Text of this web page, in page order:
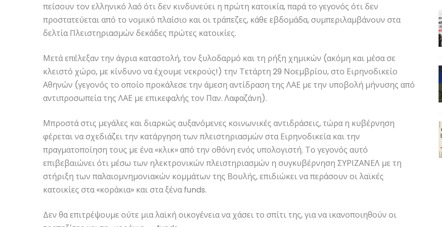
πείσουν τον ελληνικό λαό ότι δεν κινδυνεύει η πρώτη κατοικία, παρά το γεγονός ότι δεν
προστατεύεται από το νομικό πλαίσιο και οι τράπεζες, κάθε εβδομάδα, συμπεριλαμβάνουν στα
δελτία Πλειστηριασμών δεκάδες πρώτες κατοικίες.
Μετά επέλεξαν την άγρια καταστολή, τον ξυλοδαρμό και τη ρήξη χημικών (ακόμη και μέσα σε
κλειστό χώρο, με κίνδυνο να έχουμε νεκρούς!) την Τετάρτη 29 Νοεμβρίου, στο Ειρηνοδικείο
Αθηνών (γεγονός το οποίο προκάλεσε την άμεση αντίδραση της ΛΑΕ με την υποβολή μήνυσης από
αντιπροσωπεία της ΛΑΕ με επικεφαλής τον Παν. Λαφαζάνη).
Μπροστά στις μεγάλες και διαρκώς αυξανόμενες κοινωνικές αντιδράσεις, τώρα η κυβέρνηση
φέρεται να σχεδιάζει την κατάργηση των πλειστηριασμών στα Ειρηνοδικεία και την
πραγματοποίηση τους με ένα «κλικ» από την οθόνη ενός υπολογιστή. Το γεγονός αυτό
επιβεβαιώνει ότι μέσω των ηλεκτρονικών πλειστηριασμών η συγκυβέρνηση ΣΥΡΙΖΑΝΕΛ με τη
στήριξη των παλαιομνημονιακών κομμάτων της Βουλής, επιδιώκει να περάσουν οι λαϊκές
κατοικίες στα «κοράκια» και στα ξένα funds.
Δεν θα επιτρέψουμε ούτε μια λαϊκή οικογένεια να χάσει το σπίτι της, για να ικανοποιηθούν οι